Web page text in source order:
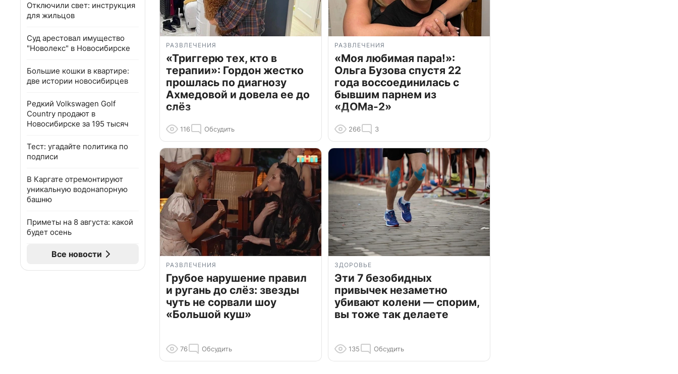
Отключили свет: инструкция
для жильцов
Суд арестовал имущество
"Новолекс" в Новосибирске
Большие кошки в квартире:
две истории новосибирцев
Редкий Volkswagen Golf
Country продают в
Новосибирске за 195 тысяч
Тест: угадайте политика по
подписи
В Каргате отремонтируют
уникальную водонапорную
башню
Приметы на 8 августа: какой
будет осень
Все новости
РАЗВЛЕЧЕНИЯ
«Триггерю тех, кто в
терапии»: Гордон жестко
прошлась по диагнозу
Ахмедовой и довела ее до
слёз
116 Обсудить
РАЗВЛЕЧЕНИЯ
«Моя любимая пара!»:
Ольга Бузова спустя 22
года воссоединилась с
бывшим парнем из
«ДОМа-2»
266 3
РАЗВЛЕЧЕНИЯ
Грубое нарушение правил
и ругань до слёз: звезды
чуть не сорвали шоу
«Большой куш»
76 Обсудить
ЗДОРОВЬЕ
Эти 7 безобидных
привычек незаметно
убивают колени — спорим,
вы тоже так делаете
135 Обсудить